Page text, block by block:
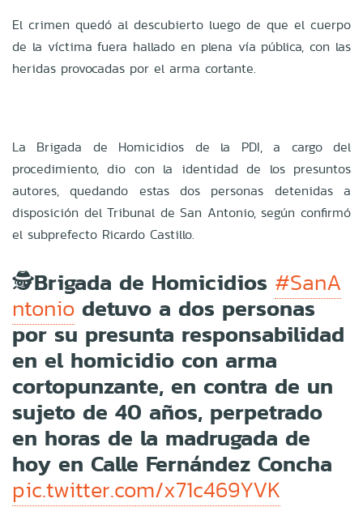
El crimen quedó al descubierto luego de que el cuerpo
de la víctima fuera hallado en plena vía pública, con las
heridas provocadas por el arma cortante.
La Brigada de Homicidios de la PDI, a cargo del
procedimiento, dio con la identidad de los presuntos
autores, quedando estas dos personas detenidas a
disposición del Tribunal de San Antonio, según confirmó
el subprefecto Ricardo Castillo.
🕵️Brigada de Homicidios #SanA
ntonio detuvo a dos personas
por su presunta responsabilidad
en el homicidio con arma
cortopunzante, en contra de un
sujeto de 40 años, perpetrado
en horas de la madrugada de
hoy en Calle Fernández Concha
pic.twitter.com/x71c469YVK